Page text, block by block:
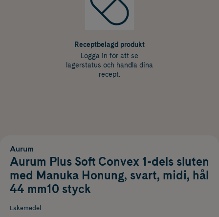
Receptbelagd produkt
Logga in för att se
lagerstatus och handla dina
recept.
Aurum
Aurum Plus Soft Convex 1-dels sluten
med Manuka Honung, svart, midi, hål
44 mm10 styck
Läkemedel